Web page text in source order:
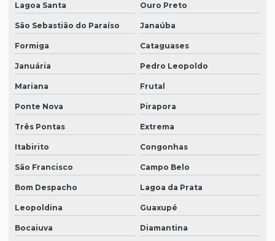
Lagoa Santa Ouro Preto
São Sebastião do Paraíso Janaúba
Formiga Cataguases
Januária Pedro Leopoldo
Mariana Frutal
Ponte Nova Pirapora
Três Pontas Extrema
Itabirito Congonhas
São Francisco Campo Belo
Bom Despacho Lagoa da Prata
Leopoldina Guaxupé
Bocaiuva Diamantina